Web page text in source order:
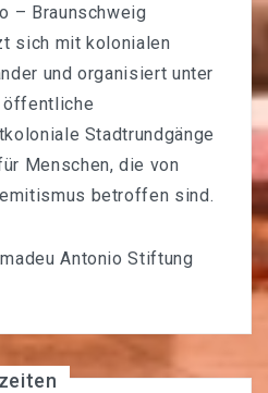
– Braunschweig
sich mit kolonialen
und organisiert unter
öffentliche
Stadtrundgänge
Menschen, die von
betroffen sind.
Antonio Stiftung